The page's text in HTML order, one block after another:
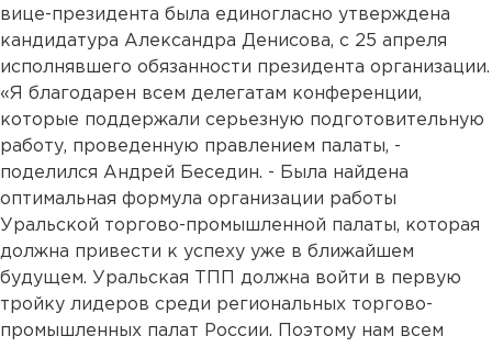
вице-президента была единогласно утверждена
кандидатура Александра Денисова, с 25 апреля
исполнявшего обязанности президента организации.
«Я благодарен всем делегатам конференции,
которые поддержали серьезную подготовительную
работу, проведенную правлением палаты, -
поделился Андрей Беседин. - Была найдена
оптимальная формула организации работы
Уральской торгово-промышленной палаты, которая
должна привести к успеху уже в ближайшем
будущем. Уральская ТПП должна войти в первую
тройку лидеров среди региональных торгово-
промышленных палат России. Поэтому нам всем